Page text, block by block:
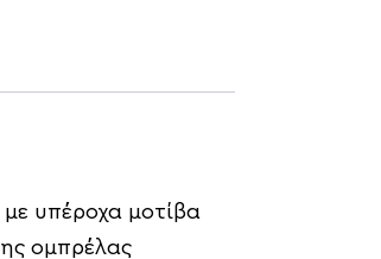
υπέροχα μοτίβα
ομπρέλας